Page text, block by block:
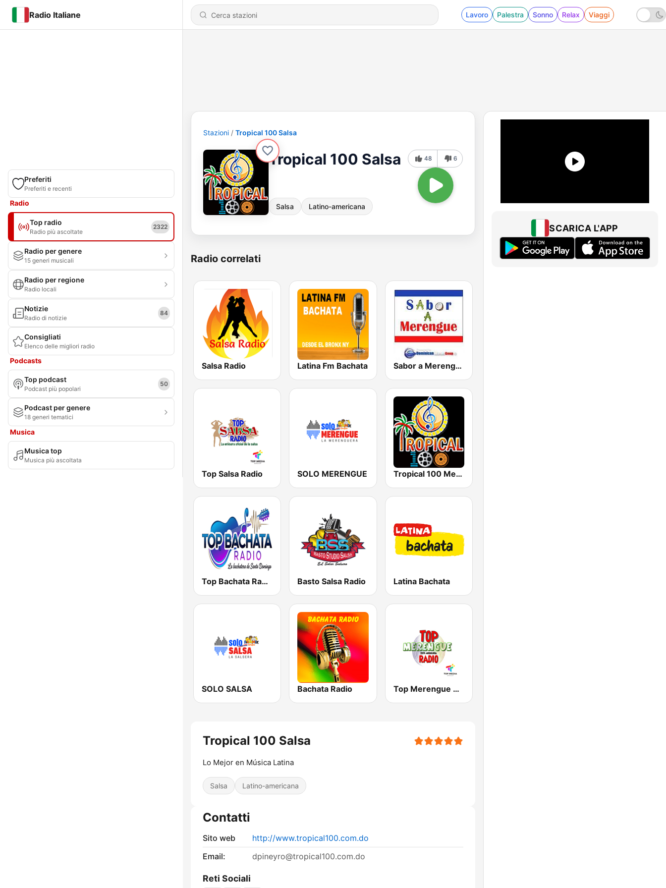
Radio Italiane Lavoro Palestra Sonno Relax Viaggi
Preferiti
Preferiti e recenti
Radio
Top radio
Radio più ascoltate
2322
Radio per genere
15 generi musicali
Radio per regione
Radio locali
Notizie
Radio di notizie
84
Consigliati
Elenco delle migliori radio
Podcasts
Top podcast
Podcast più popolari
50
Podcast per genere
18 generi tematici
Musica
Musica top
Musica più ascoltata
Stazioni Tropical 100 Salsa
Tropical 100 Salsa
Salsa Latino-americana
48 6
Radio correlati
Salsa Radio Latina Fm Bachata Sabor a Merengue
Top Salsa Radio SOLO MERENGUE Tropical 100 Merengue
Top Bachata Radio Basto Salsa Radio Latina Bachata
SOLO SALSA Bachata Radio Top Merengue Radio
Tropical 100 Salsa
Lo Mejor en Música Latina
Salsa Latino-americana
Contatti
Sito web
http://www.tropical100.com.do
Email:
dpineyro@tropical100.com.do
Reti Sociali
SCARICA L'APP